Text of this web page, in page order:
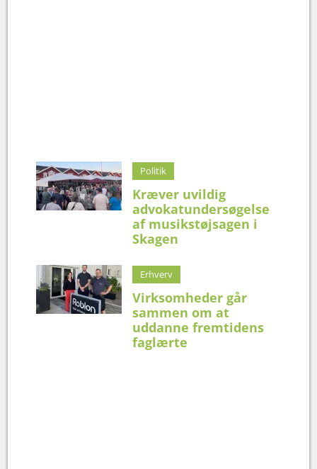
Politik
Kræver uvildig
advokatundersøgelse
af musikstøjsagen i
Skagen
Erhverv
Virksomheder går
sammen om at
uddanne fremtidens
faglærte